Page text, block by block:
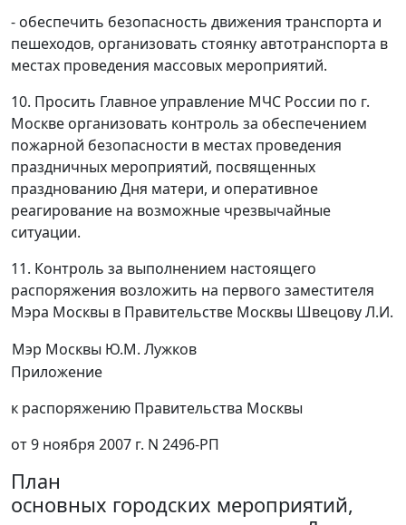
- обеспечить безопасность движения транспорта и
пешеходов, организовать стоянку автотранспорта в
местах проведения массовых мероприятий.
10. Просить Главное управление МЧС России по г.
Москве организовать контроль за обеспечением
пожарной безопасности в местах проведения
праздничных мероприятий, посвященных
празднованию Дня матери, и оперативное
реагирование на возможные чрезвычайные
ситуации.
11. Контроль за выполнением настоящего
распоряжения возложить на первого заместителя
Мэра Москвы в Правительстве Москвы Швецову Л.И.
Мэр Москвы Ю.М. Лужков
Приложение
к распоряжению Правительства Москвы
от 9 ноября 2007 г. N 2496-РП
План
основных городских мероприятий,